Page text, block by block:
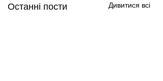
Останні пости Дивитися всі